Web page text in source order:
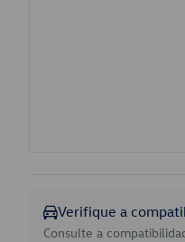
Verifique a
Consulte a